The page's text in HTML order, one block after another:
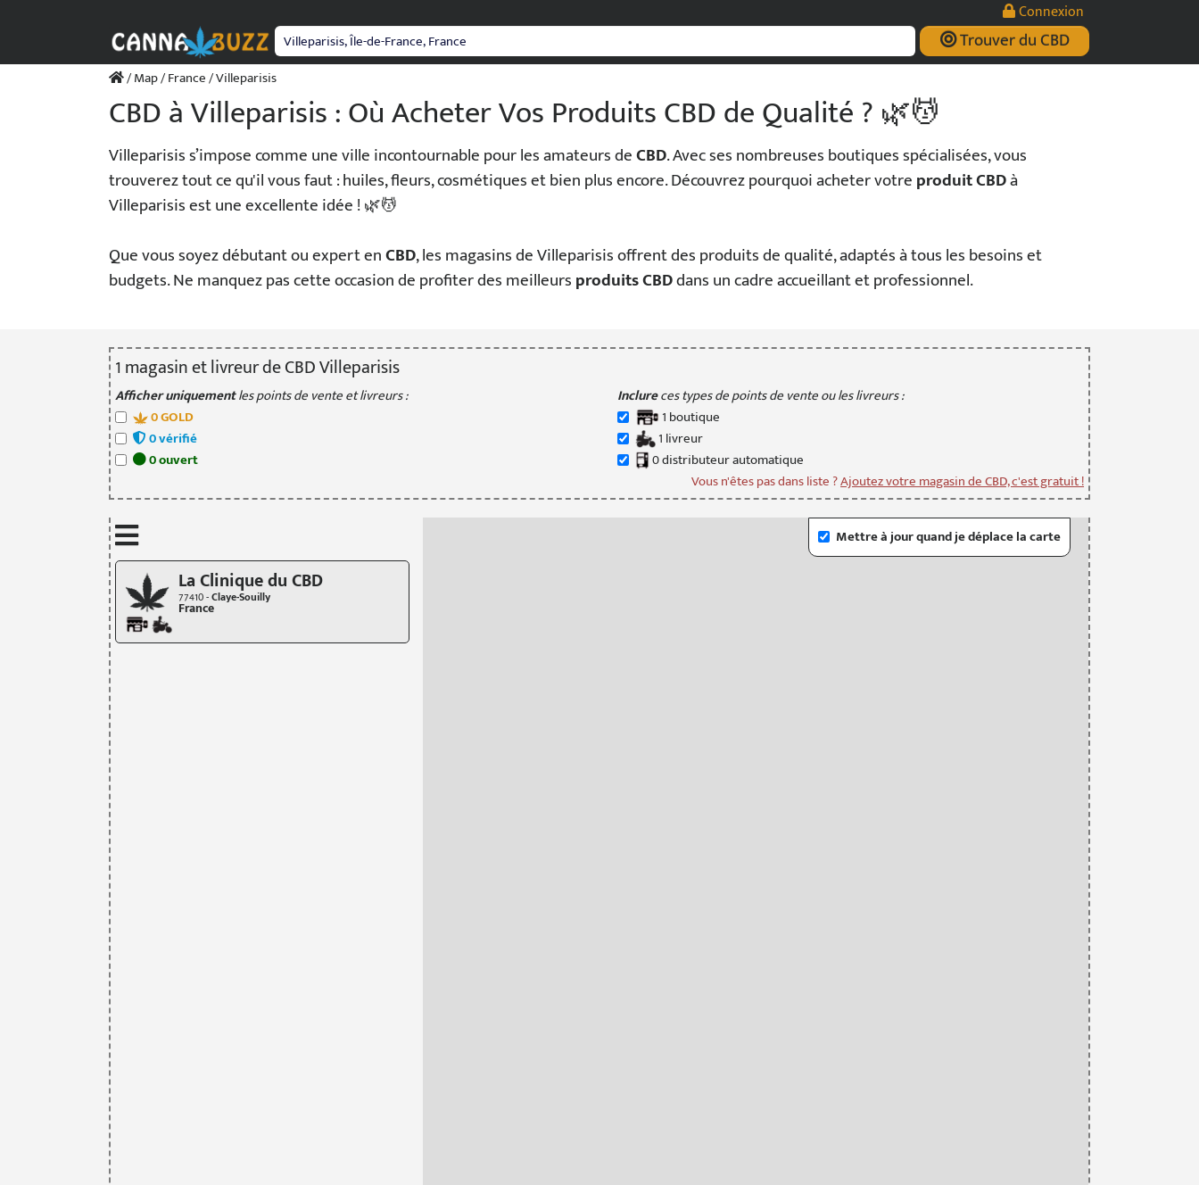
Connexion
Trouver du CBD
/Map/France/ Villeparisis
CBD à Villeparisis : Où Acheter Vos Produits CBD de Qualité ? 🌿💆
Villeparisis s’impose comme une ville incontournable pour les amateurs deCBD. Avec ses nombreuses boutiques spécialisées, vous
trouverez tout ce qu'il vous faut : huiles, fleurs, cosmétiques et bien plus encore. Découvrez pourquoi acheter votreproduit CBDà
Villeparisis est une excellente idée ! 🌿💆
Que vous soyez débutant ou expert enCBD, les magasins de Villeparisis offrent des produits de qualité, adaptés à tous les besoins et
budgets. Ne manquez pas cette occasion de profiter des meilleursproduits CBDdans un cadre accueillant et professionnel.
1 magasinet livreurde CBD Villeparisis
Afficher uniquementles points de vente et livreurs :
0GOLD
0vérifié
0ouvert
Inclureces types de points de vente ou les livreurs :
1 boutique
1 livreur
0distributeurautomatique
Vous n'êtes pas dans liste ?Ajoutez votre magasin de CBD, c'est gratuit !
Mettre à jour quand je déplace la carte
La Clinique du CBD
77410 -Claye-Souilly
France